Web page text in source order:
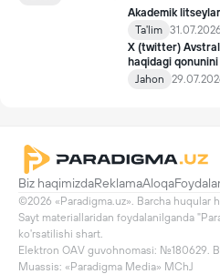
Akademik
Ta'lim
X (twitter)
haqidagi
Jahon
Biz haqimizdaReklamaAloqa
©2026 «Paradigma.uz». Barcha huqular
Sayt materiallaridan foydalanilganda
ko'rsatilishi shart.
Elektron OAV guvohnomasi: №180629.
Muassis: «Paradigma Media» MChJ